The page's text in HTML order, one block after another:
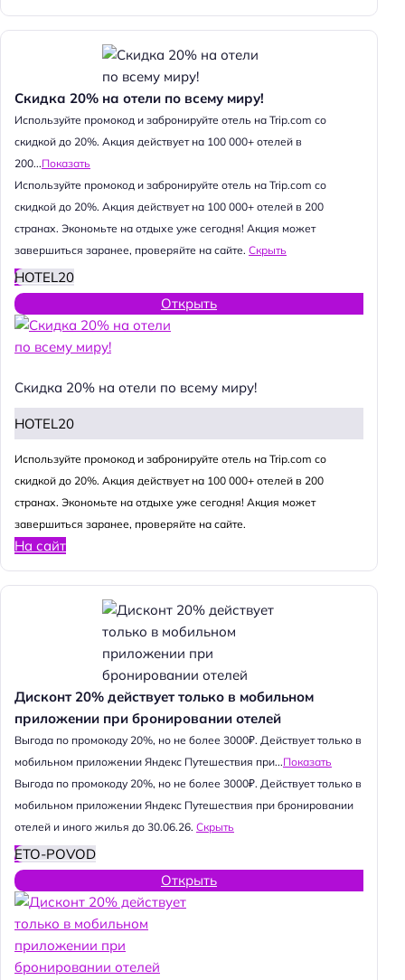
Скидка 20% на отели по всему миру!
Используйте промокод и забронируйте отель на Trip.com со
скидкой до 20%. Акция действует на 100 000+ отелей в
200...Показать
Используйте промокод и забронируйте отель на Trip.com со
скидкой до 20%. Акция действует на 100 000+ отелей в 200
странах. Экономьте на отдыхе уже сегодня! Акция может
завершиться заранее, проверяйте на сайте. Скрыть
HOTEL20
Открыть
Скидка 20% на отели по всему миру!
HOTEL20
Используйте промокод и забронируйте отель на Trip.com со
скидкой до 20%. Акция действует на 100 000+ отелей в 200
странах. Экономьте на отдыхе уже сегодня! Акция может
завершиться заранее, проверяйте на сайте.
На сайт
Дисконт 20% действует только в мобильном
приложении при бронировании отелей
Выгода по промокоду 20%, но не более 3000₽. Действует только в
мобильном приложении Яндекс Путешествия при...Показать
Выгода по промокоду 20%, но не более 3000₽. Действует только в
мобильном приложении Яндекс Путешествия при бронировании
отелей и иного жилья до 30.06.26. Скрыть
ETO-POVOD
Открыть